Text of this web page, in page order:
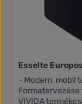
Esselte
- Modern, mobil
Formatervezése
VIVIDA